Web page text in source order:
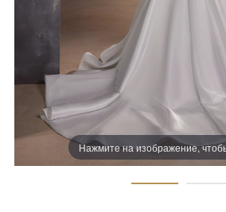
Нажмите на изображение,